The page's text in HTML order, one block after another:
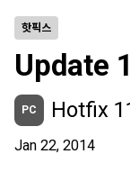
핫픽스
Update
PC Hotfix
Jan 22, 2014